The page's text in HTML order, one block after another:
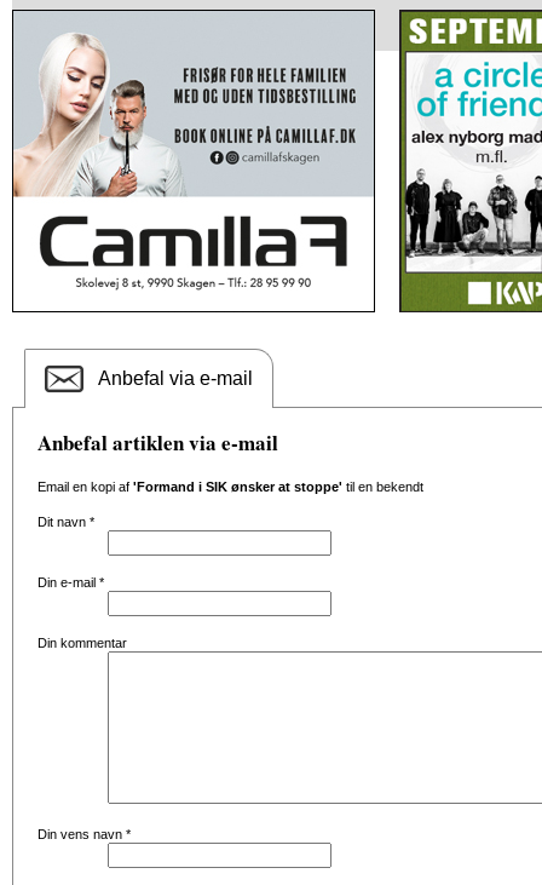
Anbefal via e-mail
Anbefal artiklen via e-mail
Email en kopi af 'Formand i SIK ønsker at stoppe' til en bekendt
Dit navn *
Din e-mail *
Din kommentar
Din vens navn *